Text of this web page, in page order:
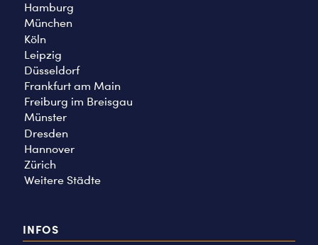
Hamburg
München
Köln
Leipzig
Düsseldorf
Frankfurt am Main
Freiburg im Breisgau
Münster
Dresden
Hannover
Zürich
Weitere Städte
INFOS